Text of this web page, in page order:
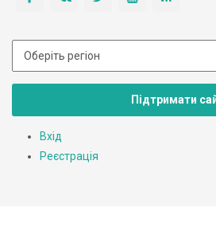
Підтримати
Вхід
Реєстрація